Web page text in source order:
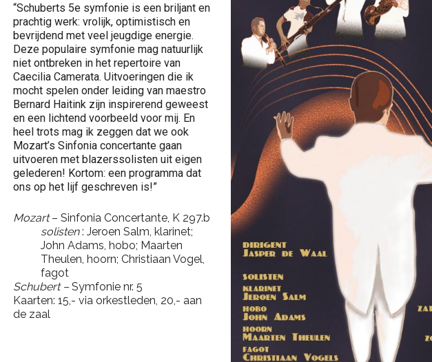
“Schuberts 5e symfonie is een briljant en
prachtig werk: vrolijk, optimistisch en
bevrijdend met veel jeugdige energie.
Deze populaire symfonie mag natuurlijk
niet ontbreken in het repertoire van
Caecilia Camerata. Uitvoeringen die ik
mocht spelen onder leiding van maestro
Bernard Haitink zijn inspirerend geweest
en een lichtend voorbeeld voor mij. En
heel trots mag ik zeggen dat we ook
Mozart’s Sinfonia concertante gaan
uitvoeren met blazerssolisten uit eigen
gelederen! Kortom: een programma dat
ons op het lijf geschreven is!”
Mozart– Sinfonia Concertante, K 297.b
solisten: Jeroen Salm, klarinet;
John Adams, hobo; Maarten
Theulen, hoorn; Christiaan Vogel,
fagot
Schubert –Symfonie nr. 5
Kaarten: 15,- via orkestleden, 20,- aan
de zaal